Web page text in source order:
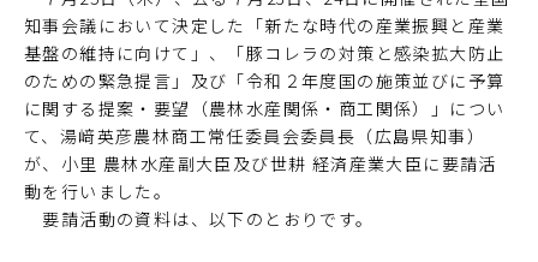
知事会議において決定した「新たな時代の産業振興と産業
基盤の維持に向けて」、「豚コレラの対策と感染拡大防止
のための緊急提言」及び「令和２年度国の施策並びに予算
に関する提案・要望（農林水産関係・商工関係）」につい
て、湯﨑英彦農林商工常任委員会委員長（広島県知事）
が、小里 農林水産副大臣及び世耕 経済産業大臣に要請活
動を行いました。
要請活動の資料は、以下のとおりです。